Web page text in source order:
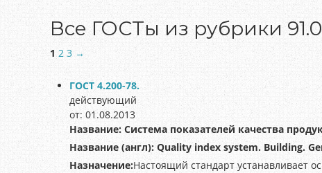
Все ГОСТы из рубрики
1 2 3 →
ГОСТ 4.200-78.
действующий
от: 01.08.2013
Название: Система показателей качества
Название (англ): Quality index system. Building.
Назначение:Настоящий стандарт устанавливает